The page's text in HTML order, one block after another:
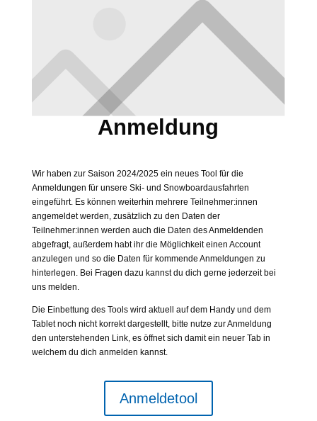
Anmeldung
Wir haben zur Saison 2024/2025 ein neues Tool für die
Anmeldungen für unsere Ski- und Snowboardausfahrten
eingeführt. Es können weiterhin mehrere Teilnehmer:innen
angemeldet werden, zusätzlich zu den Daten der
Teilnehmer:innen werden auch die Daten des Anmeldenden
abgefragt, außerdem habt ihr die Möglichkeit einen Account
anzulegen und so die Daten für kommende Anmeldungen zu
hinterlegen. Bei Fragen dazu kannst du dich gerne jederzeit bei
uns melden.
Die Einbettung des Tools wird aktuell auf dem Handy und dem
Tablet noch nicht korrekt dargestellt, bitte nutze zur Anmeldung
den unterstehenden Link, es öffnet sich damit ein neuer Tab in
welchem du dich anmelden kannst.
Anmeldetool